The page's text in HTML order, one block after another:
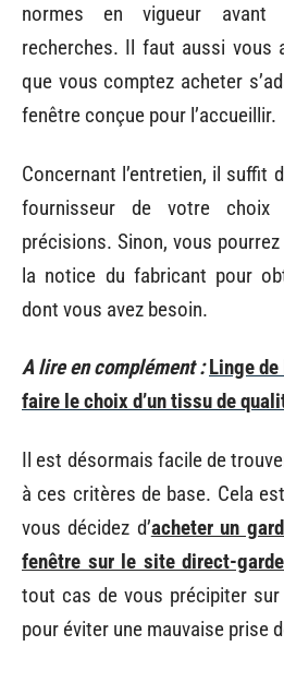
normes en vigueur avant
recherches. Il faut aussi vous
que vous comptez acheter
fenêtre conçue pour l’accueillir.
Concernant l’entretien, il suffit
fournisseur de votre
précisions. Sinon, vous
la notice du fabricant pour
dont vous avez besoin.
A lire en complément : Linge
faire le choix d’un tissu de
Il est désormais facile de
à ces critères de base. Cela
vous décidez d’acheter un
fenêtre sur le site direct-
tout cas de vous précipiter
pour éviter une mauvaise prise